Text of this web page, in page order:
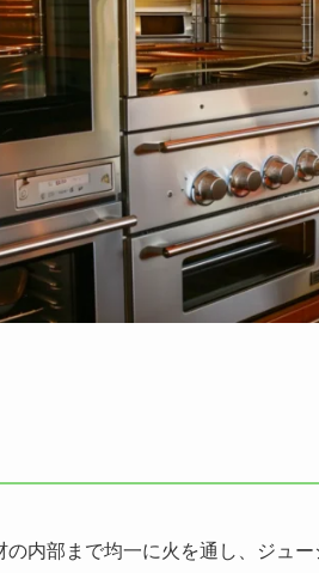
の内部まで均一に火を通し、ジュー